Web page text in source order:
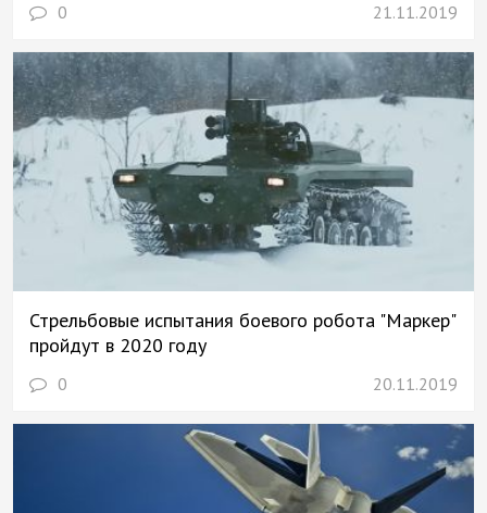
0 21.11.2019
Стрельбовые испытания боевого робота "Маркер"
пройдут в 2020 году
0 20.11.2019